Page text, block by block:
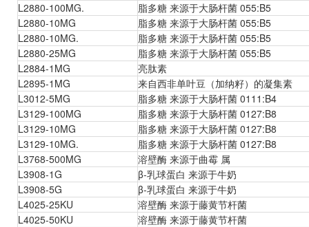
L2880-100MG.
脂多糖 来源于大肠杆菌 055:B5
L2880-10MG
脂多糖 来源于大肠杆菌 055:B5
L2880-10MG.
脂多糖 来源于大肠杆菌 055:B5
L2880-25MG
脂多糖 来源于大肠杆菌 055:B5
L2884-1MG
亮肽素
L2895-1MG
来自西非单叶豆（加纳籽）的凝集素
L3012-5MG
脂多糖 来源于大肠杆菌 0111:B4
L3129-100MG
脂多糖 来源于大肠杆菌 0127:B8
L3129-10MG
脂多糖 来源于大肠杆菌 0127:B8
L3129-10MG.
脂多糖 来源于大肠杆菌 0127:B8
L3768-500MG
溶壁酶 来源于曲霉 属
L3908-1G
β-乳球蛋白 来源于牛奶
L3908-5G
β-乳球蛋白 来源于牛奶
L4025-25KU
溶壁酶 来源于藤黄节杆菌
L4025-50KU
溶壁酶 来源于藤黄节杆菌